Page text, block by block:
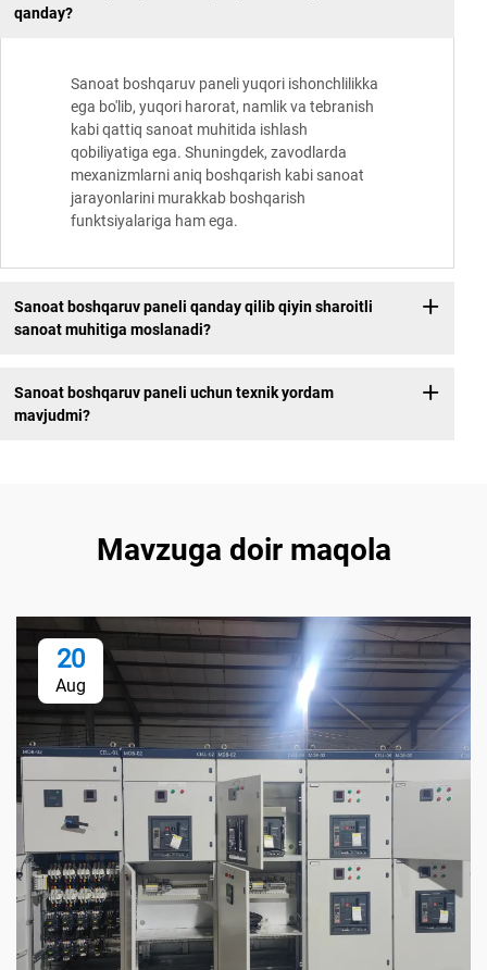
qanday?
Sanoat boshqaruv paneli yuqori ishonchlilikka
ega bo'lib, yuqori harorat, namlik va tebranish
kabi qattiq sanoat muhitida ishlash
qobiliyatiga ega. Shuningdek, zavodlarda
mexanizmlarni aniq boshqarish kabi sanoat
jarayonlarini murakkab boshqarish
funktsiyalariga ham ega.
Sanoat boshqaruv paneli qanday qilib qiyin sharoitli
sanoat muhitiga moslanadi?
Sanoat boshqaruv paneli uchun texnik yordam
mavjudmi?
Mavzuga doir maqola
20
Aug